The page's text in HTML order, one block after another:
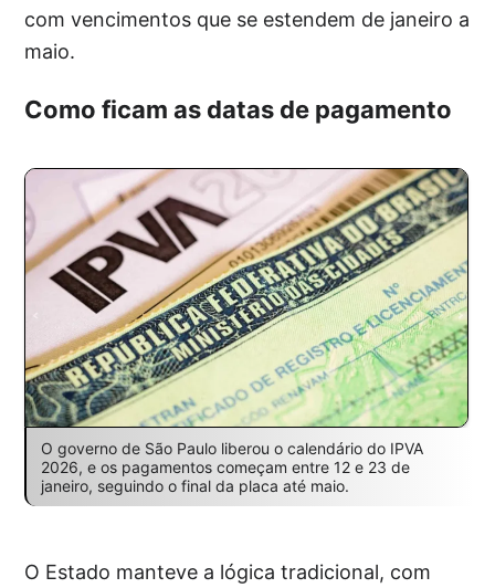
com vencimentos que se estendem de janeiro a
maio.
Como ficam as datas de pagamento
O governo de São Paulo liberou o calendário do IPVA
2026, e os pagamentos começam entre 12 e 23 de
janeiro, seguindo o final da placa até maio.
O Estado manteve a lógica tradicional, com